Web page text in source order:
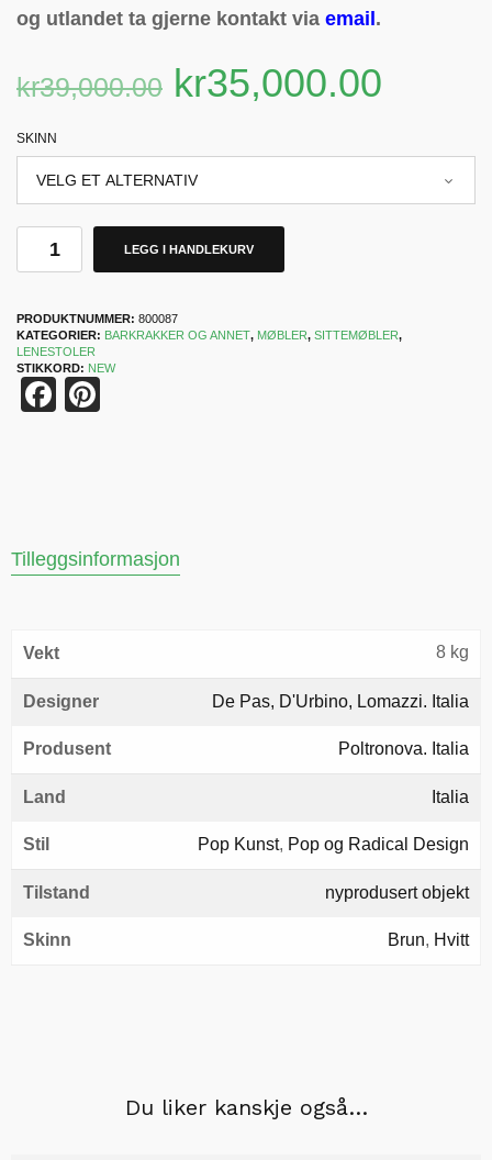
og utlandet ta gjerne kontakt via email .
kr39,000.00 kr35,000.00
SKINN
LEGG I HANDLEKURV
PRODUKTNUMMER: 800087
KATEGORIER: BARKRAKKER OG ANNET, MØBLER, SITTEMØBLER,
LENESTOLER
STIKKORD: NEW
Facebook
Tilleggsinformasjon
Vekt 8 kg
Designer De Pas, D'Urbino, Lomazzi. Italia
Produsent Poltronova. Italia
Land Italia
Stil Pop Kunst, Pop og Radical Design
Tilstand nyprodusert objekt
Skinn Brun, Hvitt
Du liker kanskje også…